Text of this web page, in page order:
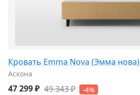
Кровать Emma Nova (Эмма нова)
Аскона
47 299 ₽ 49 343 ₽ -4%